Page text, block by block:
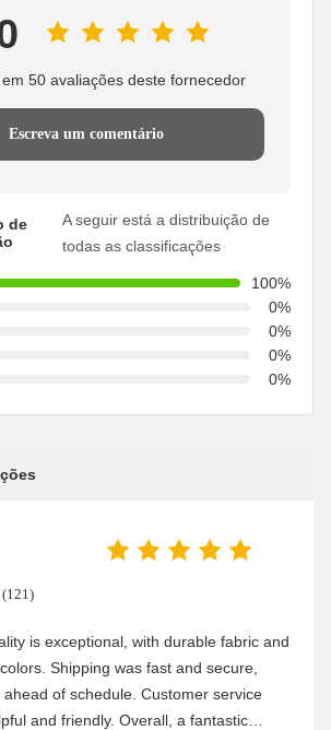
50 avaliações deste fornecedor
Escreva um comentário
de
A seguir está a distribuição de
todas as classificações
100%
0%
0%
0%
0%
is exceptional, with durable fabric and
Shipping was fast and secure,
ahead of schedule. Customer service
and friendly. Overall, a fantastic